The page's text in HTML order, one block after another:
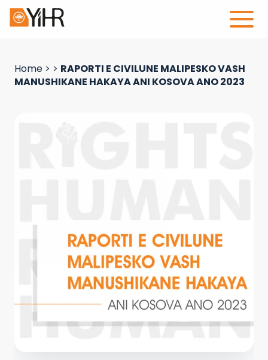
Home > > RAPORTI E CIVILUNE MALIPESKO VASH
MANUSHIKANE HAKAYA ANI KOSOVA ANO 2023